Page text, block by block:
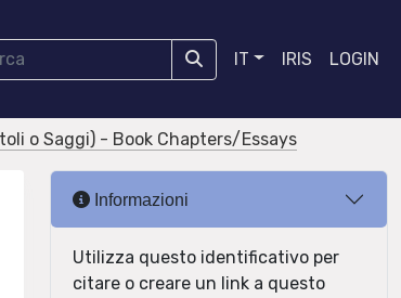
IT IRIS LOGIN
o Saggi) - Book Chapters/Essays
Informazioni
Utilizza questo identificativo per
citare o creare un link a questo